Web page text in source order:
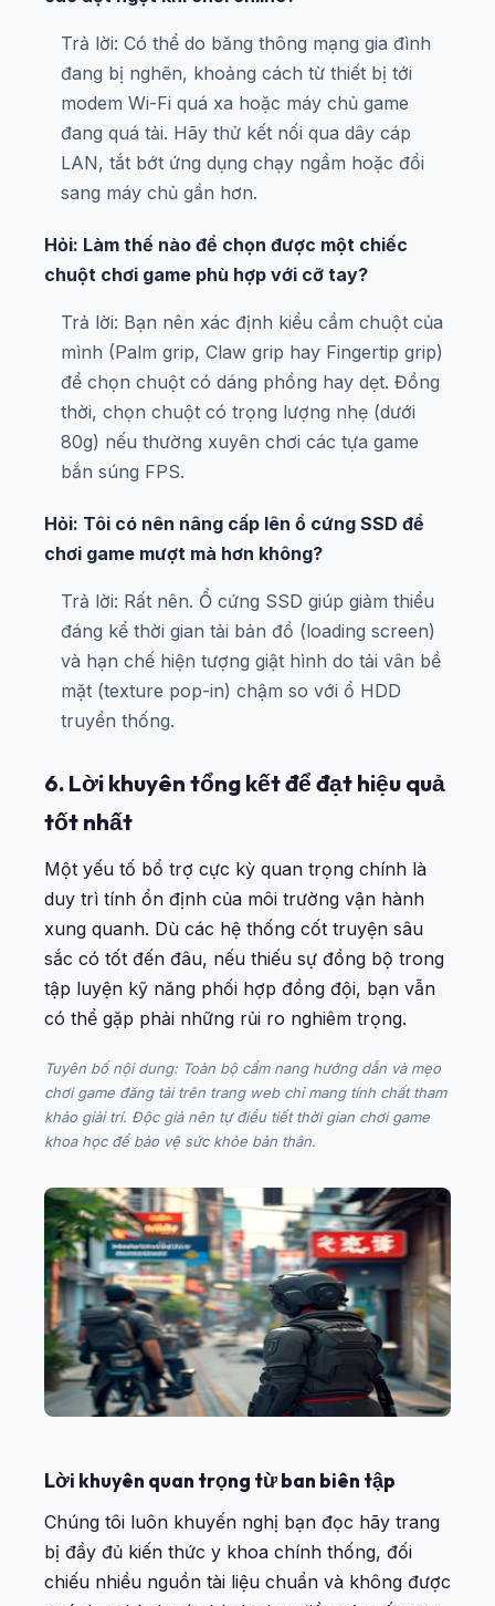
Trả lời: Có thể do băng thông mạng gia đình
đang bị nghẽn, khoảng cách từ thiết bị tới
modem Wi-Fi quá xa hoặc máy chủ game
đang quá tải. Hãy thử kết nối qua dây cáp
LAN, tắt bớt ứng dụng chạy ngầm hoặc đổi
sang máy chủ gần hơn.
Hỏi: Làm thế nào để chọn được một chiếc
chuột chơi game phù hợp với cỡ tay?
Trả lời: Bạn nên xác định kiểu cầm chuột của
mình (Palm grip, Claw grip hay Fingertip grip)
để chọn chuột có dáng phồng hay dẹt. Đồng
thời, chọn chuột có trọng lượng nhẹ (dưới
80g) nếu thường xuyên chơi các tựa game
bắn súng FPS.
Hỏi: Tôi có nên nâng cấp lên ổ cứng SSD để
chơi game mượt mà hơn không?
Trả lời: Rất nên. Ổ cứng SSD giúp giảm thiểu
đáng kể thời gian tải bản đồ (loading screen)
và hạn chế hiện tượng giật hình do tải vân bề
mặt (texture pop-in) chậm so với ổ HDD
truyền thống.
6. Lời khuyên tổng kết để đạt hiệu quả
tốt nhất
Một yếu tố bổ trợ cực kỳ quan trọng chính là
duy trì tính ổn định của môi trường vận hành
xung quanh. Dù các hệ thống cốt truyện sâu
sắc có tốt đến đâu, nếu thiếu sự đồng bộ trong
tập luyện kỹ năng phối hợp đồng đội, bạn vẫn
có thể gặp phải những rủi ro nghiêm trọng.
Tuyên bố nội dung: Toàn bộ cẩm nang hướng dẫn và mẹo
chơi game đăng tải trên trang web chỉ mang tính chất tham
khảo giải trí. Độc giả nên tự điều tiết thời gian chơi game
khoa học để bảo vệ sức khỏe bản thân.
Lời khuyên quan trọng từ ban biên tập
Chúng tôi luôn khuyến nghị bạn đọc hãy trang
bị đầy đủ kiến thức y khoa chính thống, đối
chiếu nhiều nguồn tài liệu chuẩn và không được